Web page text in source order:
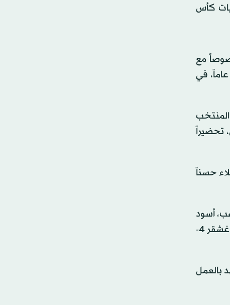
كأس
مع
فجأة وجد الأضواء مسلطة عليه عقب قيادته «أشبال الأطلس» إلى الظفر بكأس العالم لفئة تحت 20 عاماً، في
المنتخب
تحضيراً
حسناً
أسود
الأطلس في خمس مباريات لم يتذوق فيها طعم الخسارة، بل حقق ثلاثة انتصارات على بارغواي 2-1 وبوروندي 5-0 ومدغشقر 4-
بالعمل